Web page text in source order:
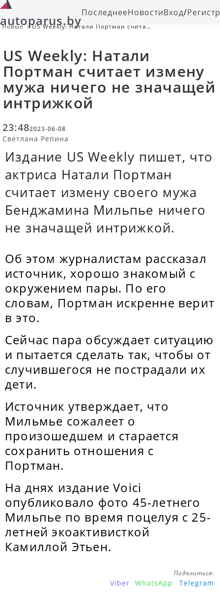
autoparus.byПоследнееНовостиВход/
Новые
US Weekly: Натали Портман считает
US Weekly: Натали
Портман считает измену
мужа ничего не значащей
интрижкой
23:482023-06-08
Светлана Репина
Издание US Weekly пишет, что
актриса Натали Портман
считает измену своего мужа
Бенджамина Мильпье ничего
не значащей интрижкой.
Об этом журналистам рассказал
источник, хорошо знакомый с
окружением пары. По его
словам, Портман искренне верит
в это.
Сейчас пара обсуждает ситуацию
и пытается сделать так, чтобы от
случившегося не пострадали их
дети.
Источник утверждает, что
Мильмье сожалеет о
произошедшем и старается
сохранить отношения с
Портман.
На днях издание Voici
опубликовало фото 45-летнего
Мильпье по время поцелуя с 25-
летней экоактивисткой
Камиллой Этьен.
Поделиться:
Viber WhatsApp Telegram